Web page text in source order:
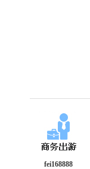
fei168888